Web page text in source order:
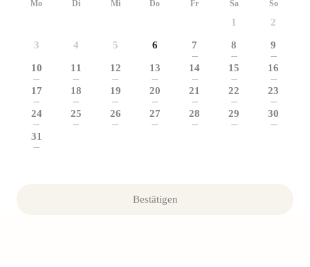
Mo Di Mi Do Fr Sa So
1 2
3 4 5 6 7
---
8
---
9
---
10
---
11
---
12
---
13
---
14
---
15
---
16
---
17
---
18
---
19
---
20
---
21
---
22
---
23
---
24
---
25
---
26
---
27
---
28
---
29
---
30
---
31
---
Bestätigen